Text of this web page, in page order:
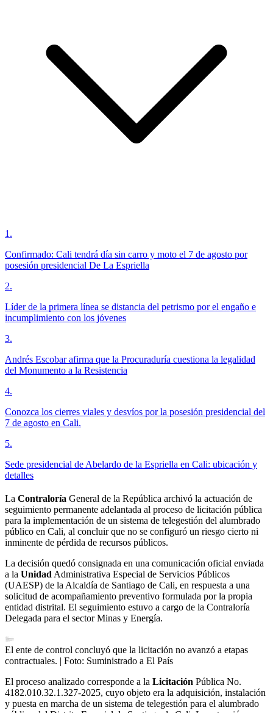
1 .
Confirmado: Cali tendrá día sin carro y moto el 7 de agosto por
posesión presidencial De La Espriella
2.
Líder de la primera línea se distancia del petrismo por el engaño e
incumplimiento con los jóvenes
3.
Andrés Escobar afirma que la Procuraduría cuestiona la legalidad
del Monumento a la Resistencia
4.
Conozca los cierres viales y desvíos por la posesión presidencial del
7 de agosto en Cali.
5.
Sede presidencial de Abelardo de la Espriella en Cali: ubicación y
detalles
La Contraloría General de la República archivó la actuación de
seguimiento permanente adelantada al proceso de licitación pública
para la implementación de un sistema de telegestión del alumbrado
público en Cali, al concluir que no se configuró un riesgo cierto ni
inminente de pérdida de recursos públicos.
La decisión quedó consignada en una comunicación oficial enviada
a la Unidad Administrativa Especial de Servicios Públicos
(UAESP) de la Alcaldía de Santiago de Cali, en respuesta a una
solicitud de acompañamiento preventivo formulada por la propia
entidad distrital. El seguimiento estuvo a cargo de la Contraloría
Delegada para el sector Minas y Energía.
El ente de control concluyó que la licitación no avanzó a etapas
contractuales. | Foto: Suministrado a El País
El proceso analizado corresponde a la Licitación Pública No.
4182.010.32.1.327-2025, cuyo objeto era la adquisición, instalación
y puesta en marcha de un sistema de telegestión para el alumbrado